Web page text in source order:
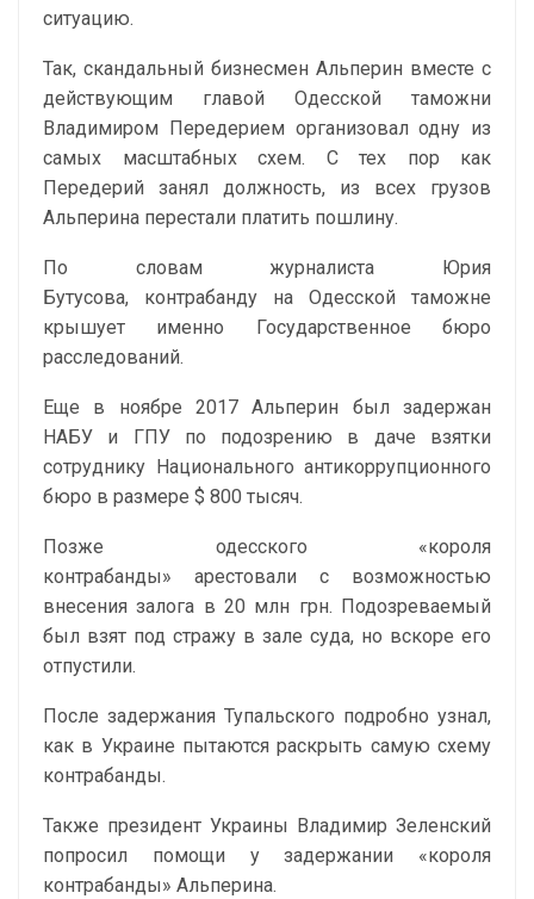
ситуацию.
Так, скандальный бизнесмен Альперин вместе с
действующим главой Одесской таможни
Владимиром Передерием организовал одну из
самых масштабных схем. С тех пор как
Передерий занял должность, из всех грузов
Альперина перестали платить пошлину.
По словам журналиста Юрия
Бутусова, контрабанду на Одесской таможне
крышует именно Государственное бюро
расследований.
Еще в ноябре 2017 Альперин был задержан
НАБУ и ГПУ по подозрению в даче взятки
сотруднику Национального антикоррупционного
бюро в размере $ 800 тысяч.
Позже одесского «короля
контрабанды» арестовали с возможностью
внесения залога в 20 млн грн. Подозреваемый
был взят под стражу в зале суда, но вскоре его
отпустили.
После задержания Тупальского подробно узнал,
как в Украине пытаются раскрыть самую схему
контрабанды.
Также президент Украины Владимир Зеленский
попросил помощи у задержании «короля
контрабанды» Альперина.